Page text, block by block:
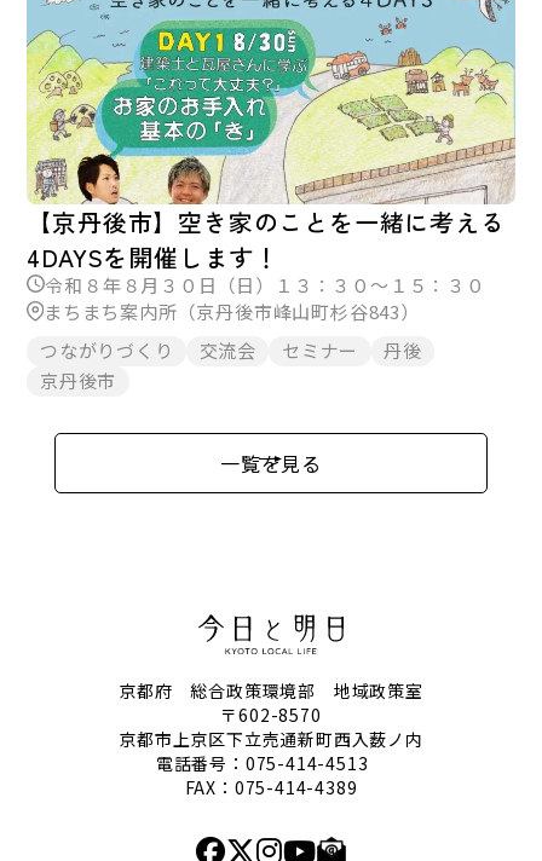
【京丹後市】空き家のことを一緒に考える
4DAYSを開催します！
令和８年８月３０日（日）１３：３０～１５：３０
まちまち案内所（京丹後市峰山町杉谷843）
つながりづくり
交流会 セミナー
丹後
京丹後市
一覧を見る
京都府 総合政策環境部 地域政策室
〒602-8570
京都市上京区下立売通新町西入薮ノ内
電話番号： 075-414-4513
FAX：075-414-4389